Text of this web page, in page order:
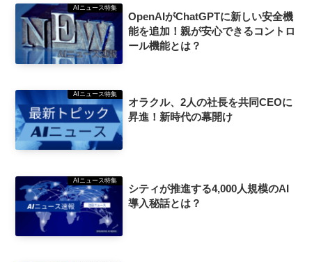
AIニュース特集
OpenAIがChatGPTに新しい安全機
能を追加！親が安心できるコントロ
ール機能とは？
AIニュース特集
オラクル、2人の社長を共同CEOに
昇進！新時代の幕開け
AIニュース特集
シティが推進する4,000人規模のAI
導入秘話とは？